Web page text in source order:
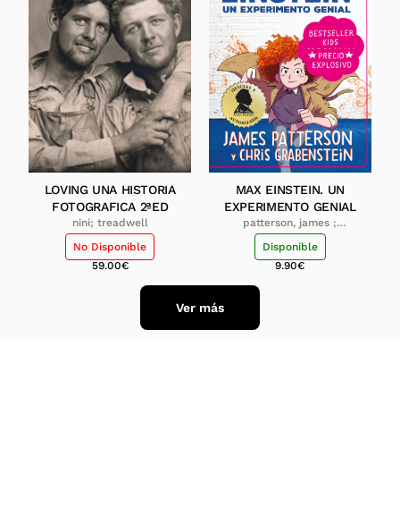
LOVING UNA HISTORIA
FOTOGRAFICA 2ªED
nini; treadwell
No Disponible
59.00€
MAX EINSTEIN. UN
EXPERIMENTO GENIAL
patterson, james ;
grabenstein, chris
Disponible
9.90€
Ver más